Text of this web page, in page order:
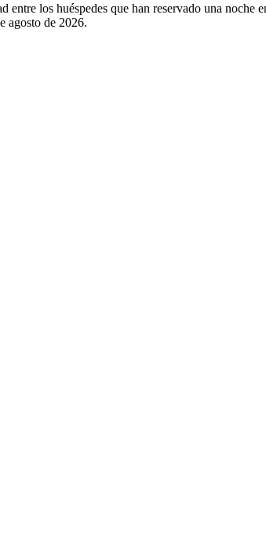
los huéspedes que han reservado una
agosto de 2026.